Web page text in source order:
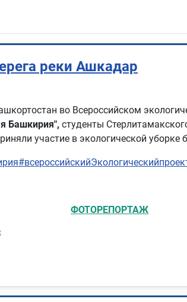
реки Ашкадар
во Всероссийском
Башкирия", студенты
участие в экологической уборке
ФОТОРЕПОРТАЖ